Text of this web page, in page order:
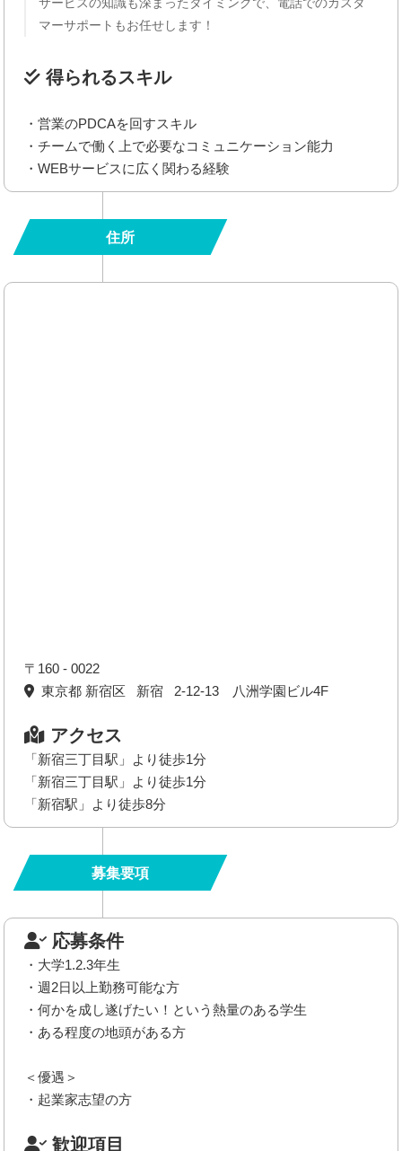
マーサポートもお任せします！
得られるスキル
・営業のPDCAを回すスキル
・チームで働く上で必要なコミュニケーション能力
・WEBサービスに広く関わる経験
住所
〒160 - 0022
東京都 新宿区 新宿 2-12-13 八洲学園ビル4F
アクセス
「新宿三丁目駅」より徒歩1分
「新宿三丁目駅」より徒歩1分
「新宿駅」より徒歩8分
募集要項
応募条件
・大学1.2.3年生
・週2日以上勤務可能な方
・何かを成し遂げたい！という熱量のある学生
・ある程度の地頭がある方
＜優遇＞
・起業家志望の方
歓迎項目